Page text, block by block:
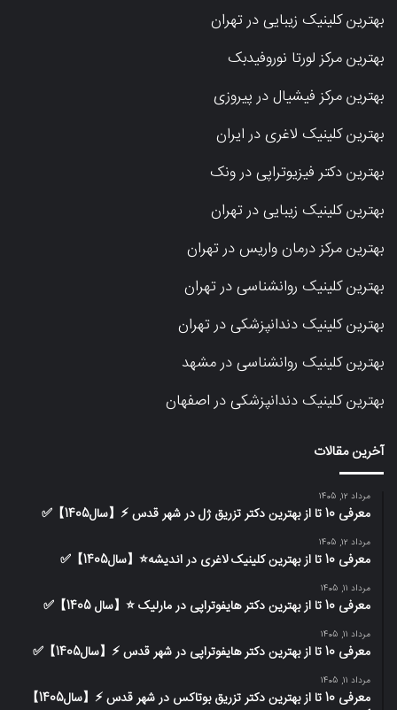
بهترین کلینیک زیبایی در تهران
بهترین مرکز لورتا نوروفیدبک
بهترین مرکز فیشیال در پیروزی
بهترین کلینیک لاغری در ایران
بهترین دکتر فیزیوتراپی در ونک
بهترین کلینیک زیبایی در تهران
بهترین مرکز درمان واریس در تهران
بهترین کلینیک روانشناسی در تهران
بهترین کلینیک دندانپزشکی در تهران
بهترین کلینیک روانشناسی در مشهد
بهترین کلینیک دندانپزشکی در اصفهان
آخرین مقالات
مرداد 12, 1405
معرفی 10 تا از بهترین دکتر تزریق ژل در شهر قدس ⚡️【سال1405】✅
مرداد 12, 1405
معرفی 10 تا از بهترین کلینیک لاغری در اندیشه⭐【سال1405】✅
مرداد 11, 1405
معرفی 10 تا از بهترین دکتر هایفوتراپی در مارلیک ⭐【سال 1405】✅
مرداد 11, 1405
معرفی 10 تا از بهترین دکتر هایفوتراپی در شهر قدس ⚡️【سال1405】✅
مرداد 11, 1405
معرفی 10 تا از بهترین دکتر تزریق بوتاکس در شهر قدس ⚡️【سال1405】